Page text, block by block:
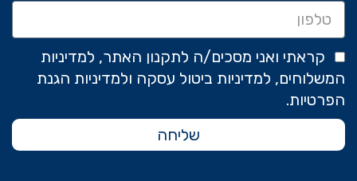
קראתי ואני מסכים/ה לתקנון האתר, למדיניות
המשלוחים, למדיניות ביטול עסקה ולמדיניות הגנת
הפרטיות.
שליחה